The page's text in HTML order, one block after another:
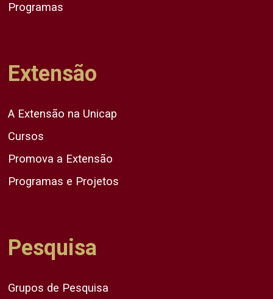
Programas
Extensão
A Extensão na Unicap
Cursos
Promova a Extensão
Programas e Projetos
Pesquisa
Grupos de Pesquisa